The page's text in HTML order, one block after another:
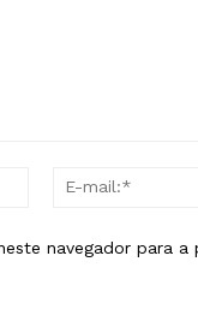
Nome:*
navegador para a